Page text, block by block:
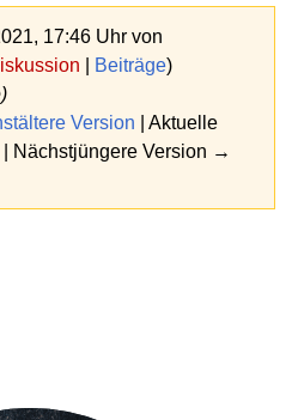
17:46 Uhr von
| Beiträge)
Version | Aktuelle
Nächstjüngere Version →